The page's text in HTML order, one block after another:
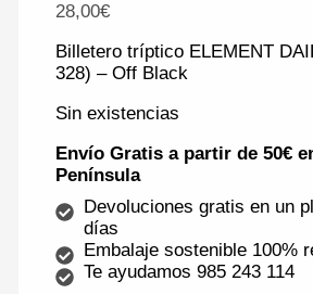
28,00€
Billetero tríptico ELEMENT
328) – Off Black
Sin existencias
Envío Gratis a partir de 50€
Península
Devoluciones gratis en un
días
Embalaje sostenible 100%
Te ayudamos 985 243 114